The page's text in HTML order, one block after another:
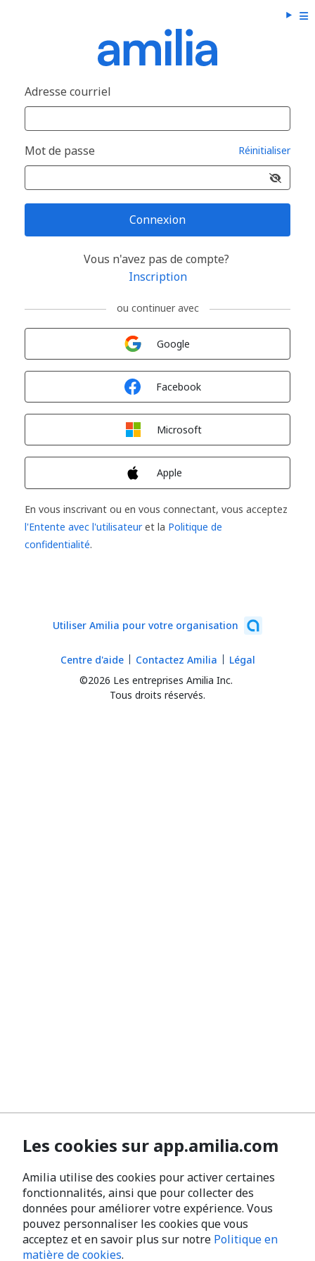
Adresse courriel
Mot de passe Réinitialiser
Connexion
Vous n'avez pas de compte?
Inscription
ou continuer avec
Google
Facebook
Microsoft
Apple
En vous inscrivant ou en vous connectant, vous acceptez
l'Entente avec l'utilisateuret la Politique de
confidentialité.
Utiliser Amilia pour votre organisation
©2026 Les entreprises Amilia Inc.
Tous droits réservés.
Centre d'aide Contactez Amilia Légal
Les cookies sur app.amilia.com
Amilia utilise des cookies pour activer certaines
fonctionnalités, ainsi que pour collecter des
données pour améliorer votre expérience. Vous
pouvez personnaliser les cookies que vous
acceptez et en savoir plus sur notre Politique en
matière de cookies.